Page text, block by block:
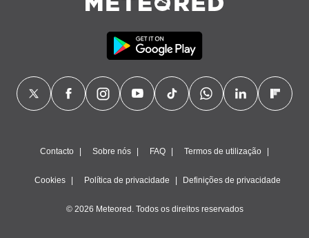
Contacto Sobre nós FAQ Termos de utilização
Cookies Política de privacidade Definições de privacidade
© 2026 Meteored. Todos os direitos reservados